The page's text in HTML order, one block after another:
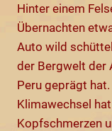
Hinter einem
Übernachten
Auto wild
der Bergwelt der
Peru geprägt
Klimawechsel
Kopfschmerzen